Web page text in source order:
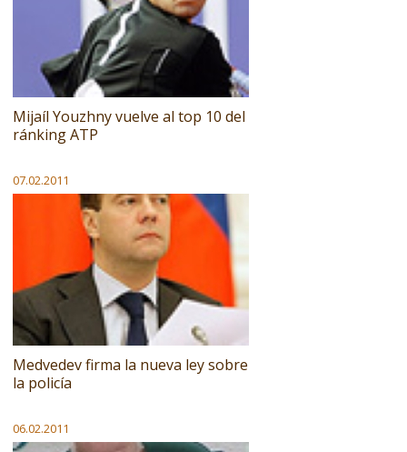
Mijaíl Youzhny vuelve al top 10 del
ránking ATP
07.02.2011
Medvedev firma la nueva ley sobre
la policía
06.02.2011